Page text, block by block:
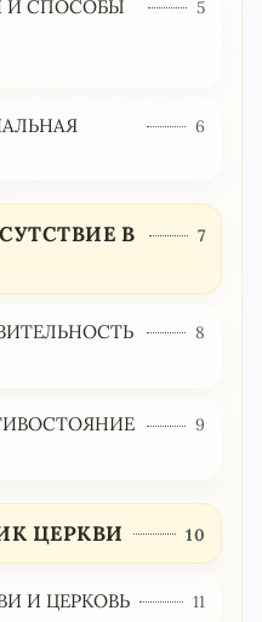
И СПОСОБЫ
5
6
В
7
8
9
ЦЕРКВИ 10
И ЦЕРКОВЬ 11